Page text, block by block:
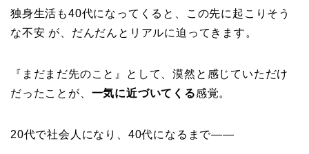
独身生活も40代になってくると、
この先に起こりそう
な不安 が、だんだんとリアルに迫ってきます。
『まだまだ先のこと』
として、漠然と感じていただけ
だったことが、 一気に近づいてくる感覚。
20代で社会人になり、40代になるまで——